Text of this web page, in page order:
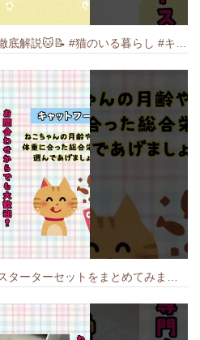
ねこにとっての適温について徹底解説🐱️📝 #猫のいる暮らし #キャットスタイル #cat #猫好きさんと繋がりたい #キャット #ねこ